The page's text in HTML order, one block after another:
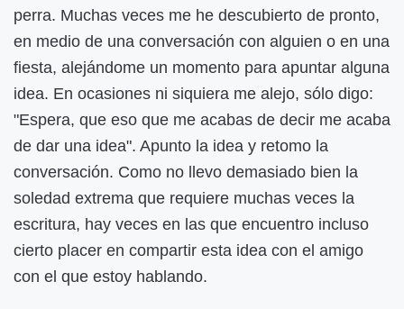
perra. Muchas veces me he descubierto de pronto,
en medio de una conversación con alguien o en una
fiesta, alejándome un momento para apuntar alguna
idea. En ocasiones ni siquiera me alejo, sólo digo:
"Espera, que eso que me acabas de decir me acaba
de dar una idea". Apunto la idea y retomo la
conversación. Como no llevo demasiado bien la
soledad extrema que requiere muchas veces la
escritura, hay veces en las que encuentro incluso
cierto placer en compartir esta idea con el amigo
con el que estoy hablando.